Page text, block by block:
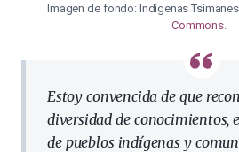
Imagen de fondo: Indígenas
Commons.
Estoy convencida de que
diversidad de conocimientos,
de pueblos indígenas y